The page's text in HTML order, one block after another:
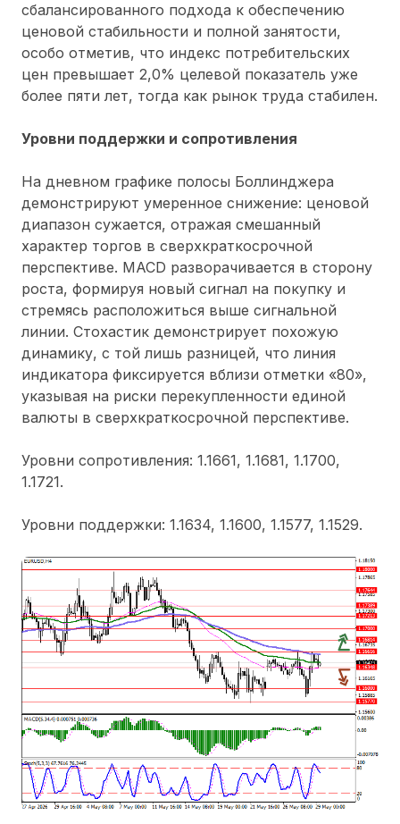
сбалансированного подхода к обеспечению
ценовой стабильности и полной занятости,
особо отметив, что индекс потребительских
цен превышает 2,0% целевой показатель уже
более пяти лет, тогда как рынок труда стабилен.
Уровни поддержки и сопротивления
На дневном графике полосы Боллинджера
демонстрируют умеренное снижение: ценовой
диапазон сужается, отражая смешанный
характер торгов в сверхкраткосрочной
перспективе. MACD разворачивается в сторону
роста, формируя новый сигнал на покупку и
стремясь расположиться выше сигнальной
линии. Стохастик демонстрирует похожую
динамику, с той лишь разницей, что линия
индикатора фиксируется вблизи отметки «80»,
указывая на риски перекупленности единой
валюты в сверхкраткосрочной перспективе.
Уровни сопротивления: 1.1661, 1.1681, 1.1700,
1.1721.
Уровни поддержки: 1.1634, 1.1600, 1.1577, 1.1529.